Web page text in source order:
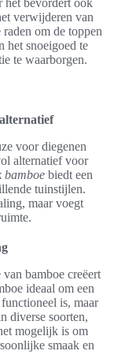
het bevordert ook
verwijderen van
om de toppen
het snoeigoed te
te waarborgen.
voor diegenen
alternatief voor
bamboe biedt een
tuinstijlen.
maar voegt
bamboe creëert
ideaal om een
is, maar
diverse soorten,
mogelijk is om
smaak en